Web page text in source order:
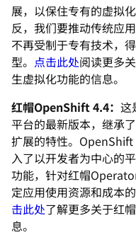
展，以保住专有的虚拟
反，我们要推动传统应
不再受制于专有技术，
型。 点击此处阅读更多
生虚拟化功能的信息。
红帽OpenShift 4.4： 这
平台的最新版本，继承
扩展的特性。
入了以开发者为中心的
功能，针对红帽
定应用使用资源和成本
击此处了解更多关于红
息。